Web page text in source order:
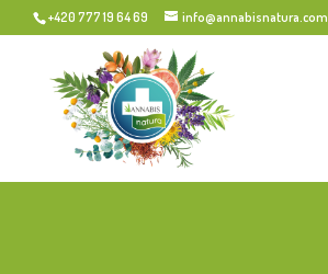
+420 777 19 64 69 info@annabisnatura.com